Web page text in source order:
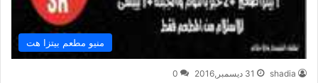
منيو مطعم بيتزا هت
shadia 31 ديسمبر,2016 0